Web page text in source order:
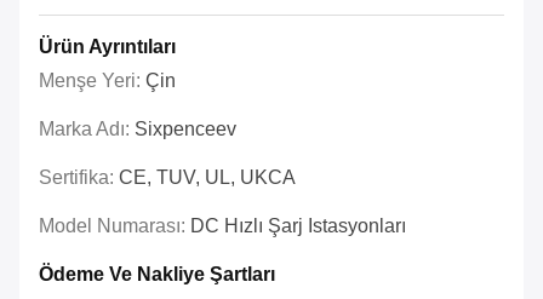
Ürün Ayrıntıları
Menşe Yeri: Çin
Marka Adı: Sixpenceev
Sertifika: CE, TUV, UL, UKCA
Model Numarası: DC Hızlı Şarj Istasyonları
Ödeme Ve Nakliye Şartları